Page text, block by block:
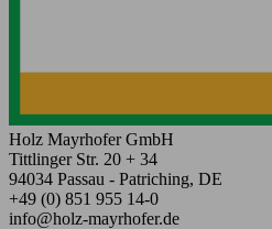
Holz Mayrhofer GmbH
Tittlinger Str. 20 + 34
94034 Passau - Patriching, DE
+49 (0) 851 955 14-0
info@holz-mayrhofer.de